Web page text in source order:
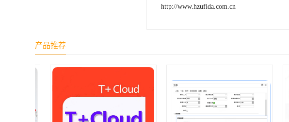
http://www.hzufida.com.cn
产品推荐